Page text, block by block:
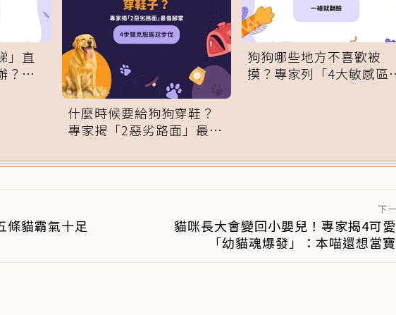
」直
？專
什麼時候要給狗狗穿鞋？
專家揭「2惡劣路面」最傷
狗狗哪些地方不喜歡被
摸？專家列「4大敏感區
條貓霸氣十足
下
貓咪長大會變回小嬰兒！專家揭4可
「幼貓魂爆發」：本喵還想當